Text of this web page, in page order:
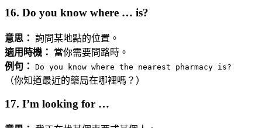
16. Do you know where … is?
意思： 詢問某地點的位置。
適用時機：
當你需要問路時。
例句：
Do you know where the nearest pharmacy is?
（你知道最近的藥局在哪裡嗎？）
17. I’m looking for …